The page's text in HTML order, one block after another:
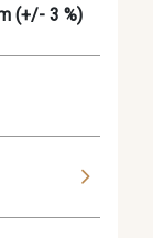
(+/- 3 %)